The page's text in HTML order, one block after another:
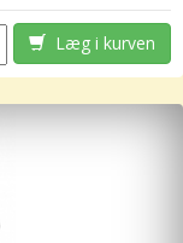
Læg i kurven